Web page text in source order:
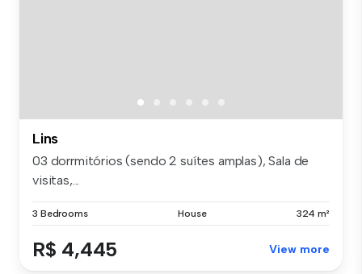
Lins
03 dorrmitórios (sendo 2 suítes amplas), Sala de
visitas,...
3 Bedrooms House 324 m²
R$ 4,445 View more